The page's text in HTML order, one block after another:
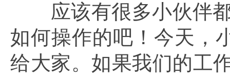
应该有很多小伙伴
如何操作的吧！今天，
给大家。如果我们的工